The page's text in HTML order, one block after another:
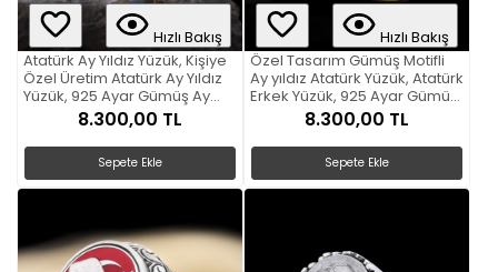
Hızlı Bakış
Atatürk Ay Yıldız Yüzük, Kişiye
Özel Üretim Atatürk Ay Yıldız
Yüzük, 925 Ayar Gümüş Ay
Yıldız Atatürk Erkek Yüzük
8.300,00 TL
Sepete Ekle
Hızlı Bakış
Özel Tasarım Gümüş Motifli
Ay yıldız Atatürk Yüzük, Atatürk
Erkek Yüzük, 925 Ayar Gümüş
Ay yıldız Atatürk Erkek Yüzük
8.300,00 TL
Sepete Ekle